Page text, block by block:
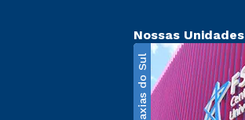
Nossas Unidades
Caxias do Sul